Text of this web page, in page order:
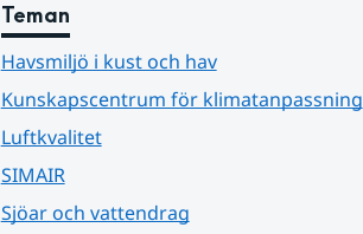
Teman
Havsmiljö i kust och hav
Kunskapscentrum för klimatanpassning
Luftkvalitet
SIMAIR
Sjöar och vattendrag